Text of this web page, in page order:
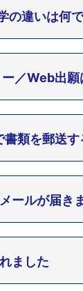
の違いは何
／Web出願
類を郵送
ールが届き
ました